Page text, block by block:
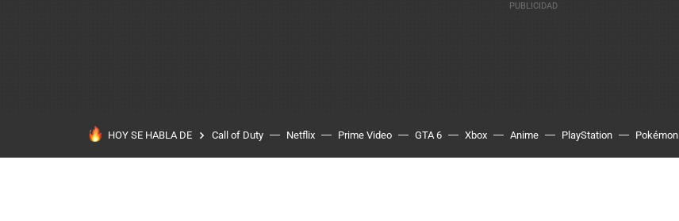
HOY SE HABLA DE Call of Duty Netflix Prime Video GTA 6 Xbox Anime PlayStation Pokémon